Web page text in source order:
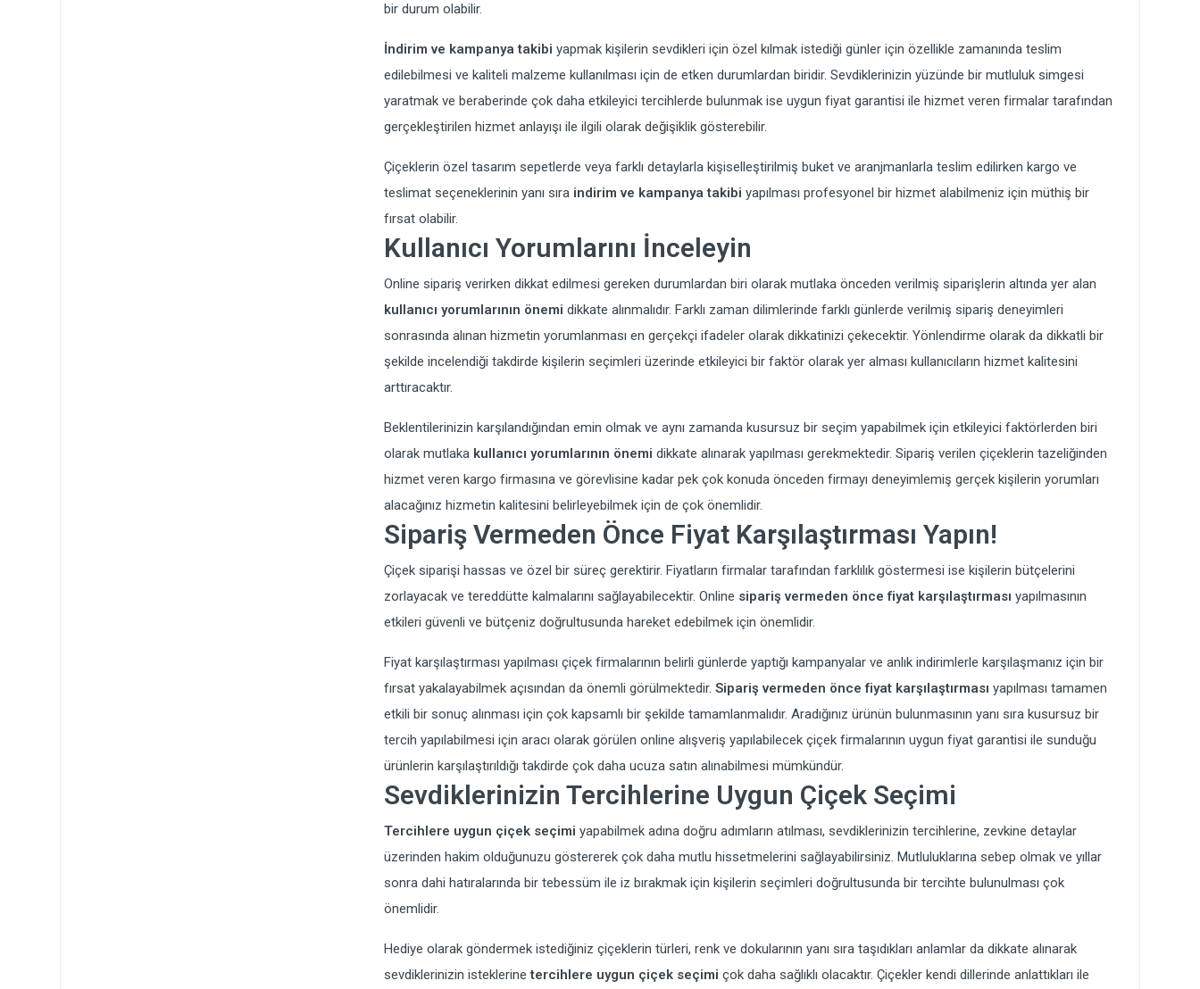
bir durum olabilir.
İndirim ve kampanya takibiyapmak kişilerin sevdikleri için özel kılmak istediği günler için özellikle zamanında teslim
edilebilmesi ve kaliteli malzeme kullanılması için de etken durumlardan biridir. Sevdiklerinizin yüzünde bir mutluluk simgesi
yaratmak ve beraberinde çok daha etkileyici tercihlerde bulunmak ise uygun fiyat garantisi ile hizmet veren firmalar tarafından
gerçekleştirilen hizmet anlayışı ile ilgili olarak değişiklik gösterebilir.
Çiçeklerin özel tasarım sepetlerde veya farklı detaylarla kişiselleştirilmiş buket ve aranjmanlarla teslim edilirken kargo ve
teslimat seçeneklerinin yanı sıra indirim ve kampanya takibiyapılması profesyonel bir hizmet alabilmeniz için müthiş bir
fırsat olabilir.
Kullanıcı Yorumlarını İnceleyin
Online sipariş verirken dikkat edilmesi gereken durumlardan biri olarak mutlaka önceden verilmiş siparişlerin altında yer alan
kullanıcı yorumlarının önemidikkate alınmalıdır. Farklı zaman dilimlerinde farklı günlerde verilmiş sipariş deneyimleri
sonrasında alınan hizmetin yorumlanması en gerçekçi ifadeler olarak dikkatinizi çekecektir. Yönlendirme olarak da dikkatli bir
şekilde incelendiği takdirde kişilerin seçimleri üzerinde etkileyici bir faktör olarak yer alması kullanıcıların hizmet kalitesini
arttıracaktır.
Beklentilerinizin karşılandığından emin olmak ve aynı zamanda kusursuz bir seçim yapabilmek için etkileyici faktörlerden biri
olarak mutlaka kullanıcı yorumlarının önemidikkate alınarak yapılması gerekmektedir. Sipariş verilen çiçeklerin tazeliğinden
hizmet veren kargo firmasına ve görevlisine kadar pek çok konuda önceden firmayı deneyimlemiş gerçek kişilerin yorumları
alacağınız hizmetin kalitesini belirleyebilmek için de çok önemlidir.
Sipariş Vermeden Önce Fiyat Karşılaştırması Yapın!
Çiçek siparişi hassas ve özel bir süreç gerektirir. Fiyatların firmalar tarafından farklılık göstermesi ise kişilerin bütçelerini
zorlayacak ve tereddütte kalmalarını sağlayabilecektir. Online sipariş vermeden önce fiyat karşılaştırmasıyapılmasının
etkileri güvenli ve bütçeniz doğrultusunda hareket edebilmek için önemlidir.
Fiyat karşılaştırması yapılması çiçek firmalarının belirli günlerde yaptığı kampanyalar ve anlık indirimlerle karşılaşmanız için bir
fırsat yakalayabilmek açısından da önemli görülmektedir.Sipariş vermeden önce fiyat karşılaştırmasıyapılması tamamen
etkili bir sonuç alınması için çok kapsamlı bir şekilde tamamlanmalıdır. Aradığınız ürünün bulunmasının yanı sıra kusursuz bir
tercih yapılabilmesi için aracı olarak görülen online alışveriş yapılabilecek çiçek firmalarının uygun fiyat garantisi ile sunduğu
ürünlerin karşılaştırıldığı takdirde çok daha ucuza satın alınabilmesi mümkündür.
Sevdiklerinizin Tercihlerine Uygun Çiçek Seçimi
Tercihlere uygun çiçek seçimiyapabilmek adına doğru adımların atılması, sevdiklerinizin tercihlerine, zevkine detaylar
üzerinden hakim olduğunuzu göstererek çok daha mutlu hissetmelerini sağlayabilirsiniz. Mutluluklarına sebep olmak ve yıllar
sonra dahi hatıralarında bir tebessüm ile iz bırakmak için kişilerin seçimleri doğrultusunda bir tercihte bulunulması çok
önemlidir.
Hediye olarak göndermek istediğiniz çiçeklerin türleri, renk ve dokularının yanı sıra taşıdıkları anlamlar da dikkate alınarak
sevdiklerinizin isteklerinetercihlere uygun çiçek seçimiçok daha sağlıklı olacaktır. Çiçekler kendi dillerinde anlattıkları ile